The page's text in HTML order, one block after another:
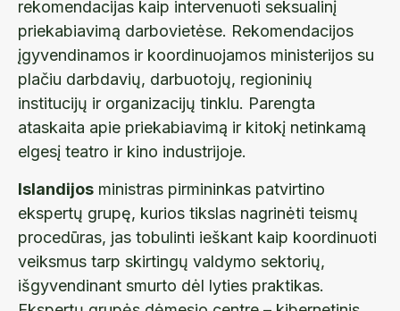
rekomendacijas kaip intervenuoti seksualinį
priekabiavimą darbovietėse. Rekomendacijos
įgyvendinamos ir koordinuojamos ministerijos su
plačiu darbdavių, darbuotojų, regioninių
institucijų ir organizacijų tinklu. Parengta
ataskaita apie priekabiavimą ir kitokį netinkamą
elgesį teatro ir kino industrijoje.
Islandijos ministras pirmininkas patvirtino
ekspertų grupę, kurios tikslas nagrinėti teismų
procedūras, jas tobulinti ieškant kaip koordinuoti
veiksmus tarp skirtingų valdymo sektorių,
išgyvendinant smurto dėl lyties praktikas.